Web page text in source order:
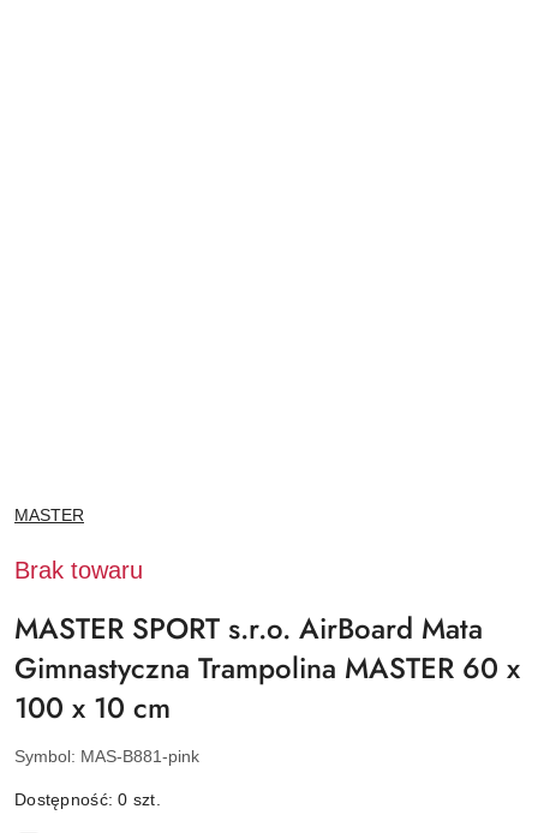
NAZWA
PRODUCENTA:
MASTER
Brak towaru
MASTER SPORT s.r.o. AirBoard Mata
Gimnastyczna Trampolina MASTER 60 x
100 x 10 cm
Symbol: MAS-B881-pink
Dostępność:0 szt.